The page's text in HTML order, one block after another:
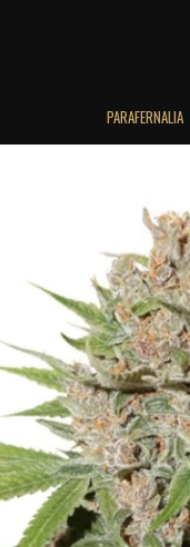
PARAFERNALIA